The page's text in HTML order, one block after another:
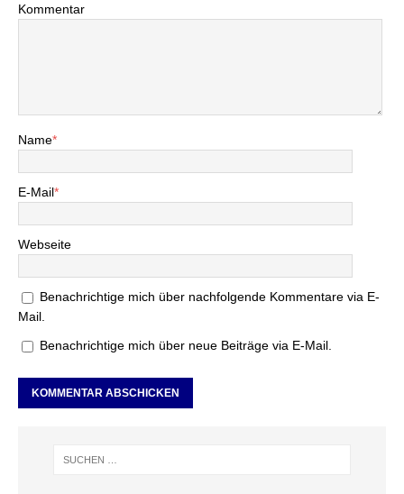
Kommentar
Name*
E-Mail*
Webseite
Benachrichtige mich über nachfolgende Kommentare via E-
Mail.
Benachrichtige mich über neue Beiträge via E-Mail.